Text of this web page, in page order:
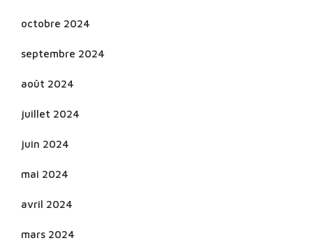
octobre 2024
septembre 2024
août 2024
juillet 2024
juin 2024
mai 2024
avril 2024
mars 2024